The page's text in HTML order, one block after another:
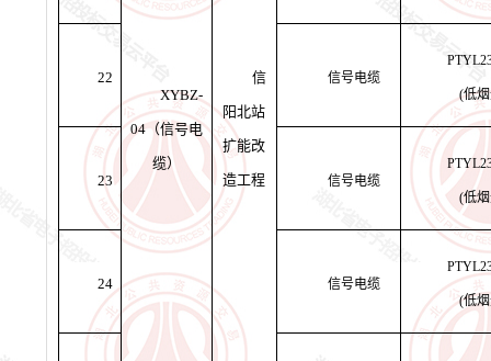
XYBZ-
04（信号电
缆）
信
阳北站
扩能改
造工程
22 信号电缆
(低
23 信号电缆
(低
24 信号电缆
(低